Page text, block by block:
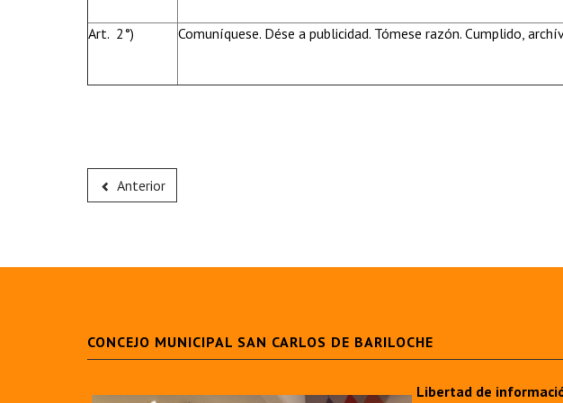
Art. 2°) Comuníquese. Dése a publicidad. Tómese razón. Cumplido,
Anterior
CONCEJO MUNICIPAL SAN CARLOS DE BARILOCHE
Libertad de